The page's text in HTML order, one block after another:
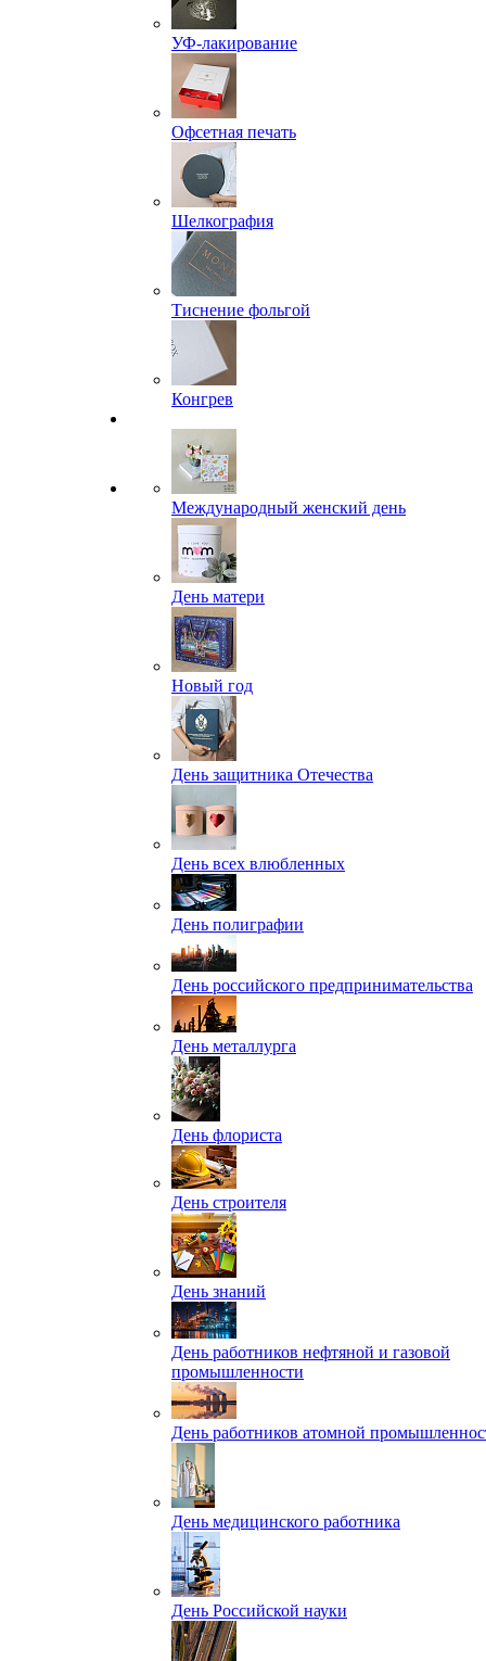
УФ-лакирование
Офсетная печать
Шелкография
Тиснение фольгой
Конгрев
Международный женский день
День матери
Новый год
День защитника Отечества
День всех влюбленных
День полиграфии
День российского предпринимательства
День металлурга
День флориста
День строителя
День знаний
День работников нефтяной и газовой
промышленности
День работников атомной
День медицинского работника
День Российской науки